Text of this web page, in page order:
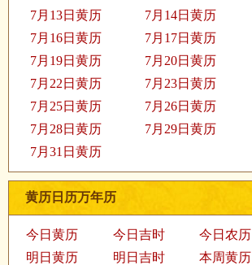
7月13日黄历
7月14日黄历
7月16日黄历
7月17日黄历
7月19日黄历
7月20日黄历
7月22日黄历
7月23日黄历
7月25日黄历
7月26日黄历
7月28日黄历
7月29日黄历
7月31日黄历
黄历日历万年历
今日黄历 今日吉时 今日农历
明日黄历
明日吉时 本周黄历